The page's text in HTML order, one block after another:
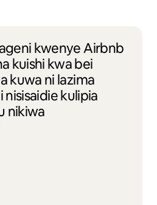
kwenye Airbnb
kuishi kwa bei
kuwa ni lazima
nisisaidie kulipia
nikiwa